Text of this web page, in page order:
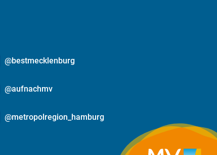
@bestmecklenburg
@aufnachmv
@metropolregion_hamburg